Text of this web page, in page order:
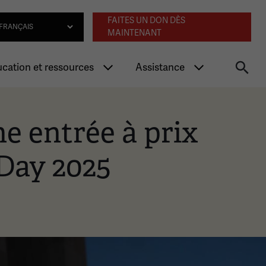
Navigation
FAITES UN DON DÈS
MAINTENANT
et ressources Assistance
entrée à prix
2025